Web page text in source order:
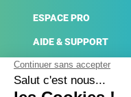
ESPACE PRO
AIDE & SUPPORT
ACTUALITÉS